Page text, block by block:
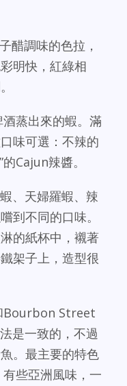
醋調味的色拉，
明快，紅綠相
蒸出來的蝦。滿
味可選：不辣的
Cajun辣醬。
、天婦羅蝦、辣
到不同的口味。
的紙杯中，襯著
架子上，造型很
Bourbon Street
是一致的，不過
。最主要的特色
些亞洲風味，一